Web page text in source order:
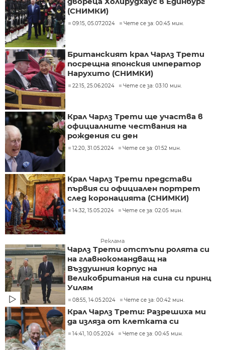
(СНИМКИ)
09:15, 05.07.2024 Чете се за: 00:45 мин.
Британският крал Чарлз Трети
посрещна японския император
Нарухито (СНИМКИ)
22:15, 25.06.2024 Чете се за: 03:10 мин.
Крал Чарлз Трети ще участва в
официалните чествания на
рождения си ден
12:20, 31.05.2024 Чете се за: 01:52 мин.
Крал Чарлз Трети представи
първия си официален портрет
след коронацията (СНИМКИ)
14:32, 15.05.2024 Чете се за: 02:05 мин.
Реклама
Чарлз Трети отстъпи ролята си
на главнокомандващ на
Въздушния корпус на
Великобритания на сина си принц
Уилям
08:55, 14.05.2024 Чете се за: 00:42 мин.
Крал Чарлз Трети: Разрешиха ми
да изляза от клетката си
14:41, 10.05.2024 Чете се за: 00:45 мин.